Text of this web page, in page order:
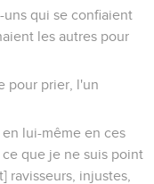
uns qui se confiaient
les autres pour
pour prier, l'un
lui-même en ces
que je ne suis point
ravisseurs, injustes,